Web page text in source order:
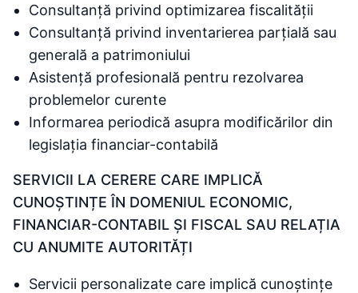
Consultanță privind optimizarea fiscalității
Consultanță privind inventarierea parțială sau
generală a patrimoniului
Asistență profesională pentru rezolvarea
problemelor curente
Informarea periodică asupra modificărilor din
legislația financiar-contabilă
SERVICII LA CERERE CARE IMPLICĂ
CUNOȘTINȚE ÎN DOMENIUL ECONOMIC,
FINANCIAR-CONTABIL ȘI FISCAL SAU RELAȚIA
CU ANUMITE AUTORITĂȚI
Servicii personalizate care implică cunoștințe